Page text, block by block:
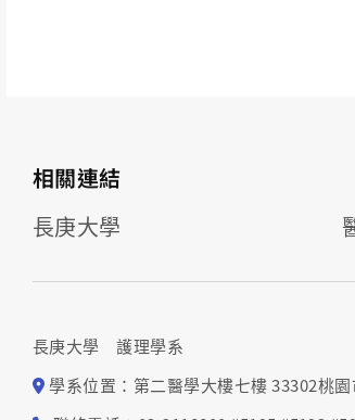
相關連結
長庚大學
長庚大學 護理學系
學系位置：第二醫學大樓七樓 33302桃